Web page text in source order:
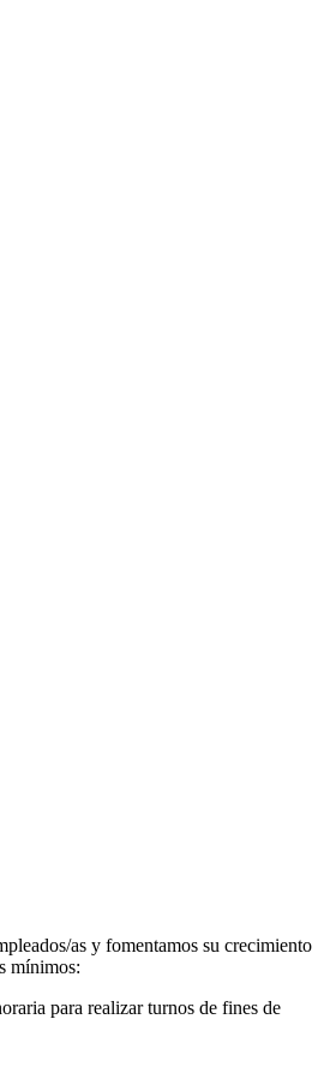
as y fomentamos su crecimiento
mínimos:
para realizar turnos de fines de